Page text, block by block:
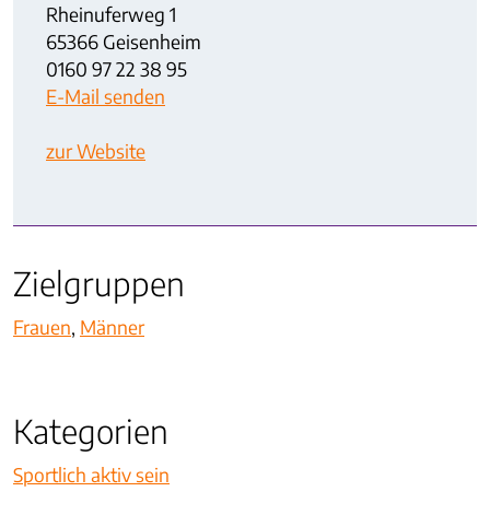
Rheinuferweg 1
65366 Geisenheim
0160 97 22 38 95
E-Mail senden
zur Website
Zielgruppen
Frauen, Männer
Kategorien
Sportlich aktiv sein